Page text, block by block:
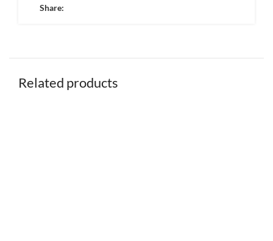
Share:
Related products